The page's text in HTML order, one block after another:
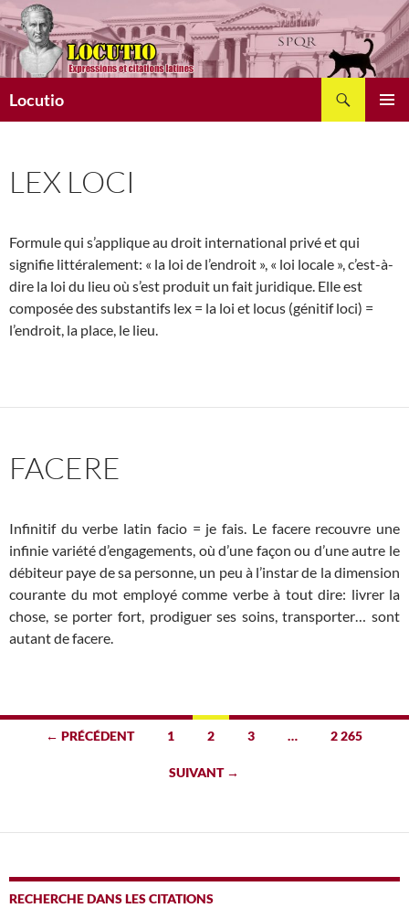
Aller
au
contenu
Locutio
LEX LOCI
Formule qui s’applique au droit international privé et qui
signifie littéralement: « la loi de l’endroit », « loi locale », c’est-à-
dire la loi du lieu où s’est produit un fait juridique. Elle est
composée des substantifs lex = la loi et locus (génitif loci) =
l’endroit, la place, le lieu.
FACERE
Infinitif du verbe latin facio = je fais. Le facere recouvre une
infinie variété d’engagements, où d’une façon ou d’une autre le
débiteur paye de sa personne, un peu à l’instar de la dimension
courante du mot employé comme verbe à tout dire: livrer la
chose, se porter fort, prodiguer ses soins, transporter… sont
autant de facere.
Navigation
← PRÉCÉDENT 1 2 3 … 2 265
SUIVANT →
RECHERCHE DANS LES CITATIONS